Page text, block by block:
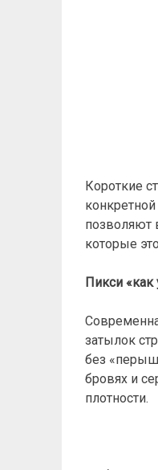
Короткие
позволяют
которые
Пикси
затылок
без
бровях и
плотности.